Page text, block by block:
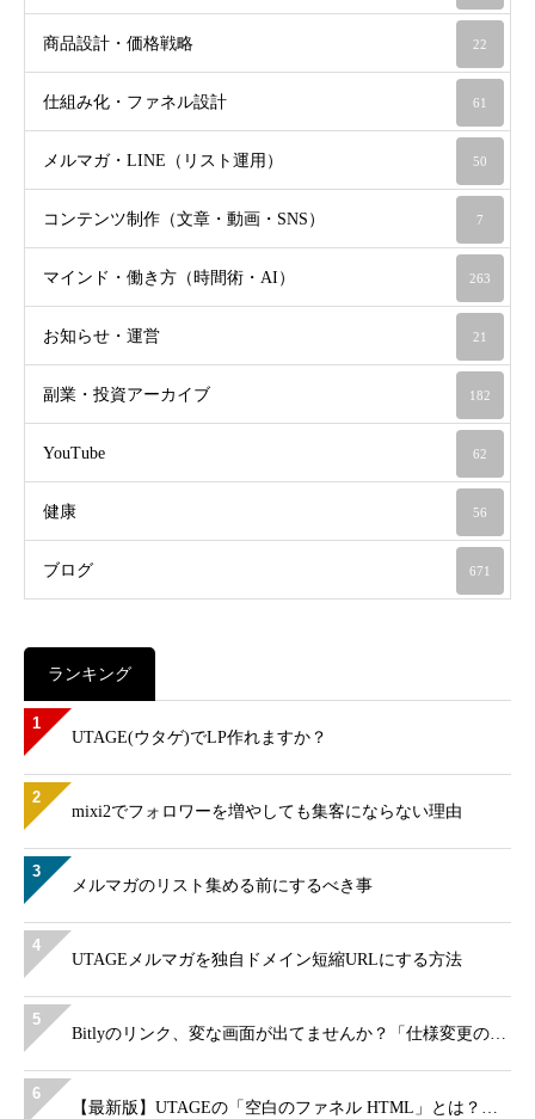
商品設計・価格戦略 22
仕組み化・ファネル設計 61
メルマガ・LINE（リスト運用） 50
コンテンツ制作（文章・動画・SNS） 7
マインド・働き方（時間術・AI） 263
お知らせ・運営 21
副業・投資アーカイブ 182
YouTube 62
健康 56
ブログ 671
ランキング
1
UTAGE(ウタゲ)でLP作れますか？
2
mixi2でフォロワーを増やしても集客にならない理由
3
メルマガのリスト集める前にするべき事
4
UTAGEメルマガを独自ドメイン短縮URLにする方法
5
Bitlyのリンク、変な画面が出てませんか？「仕様変更の…
6
【最新版】UTAGEの「空白のファネル HTML」とは？…